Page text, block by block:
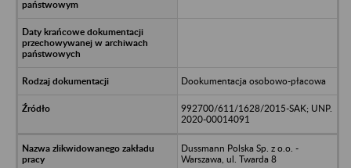
Dookumentacja osobowo-płacowa
992700/611/1628/2015-SAK; UNP.
2020-00014091
Dussmann Polska Sp. z o.o. -
Warszawa, ul. Twarda 8